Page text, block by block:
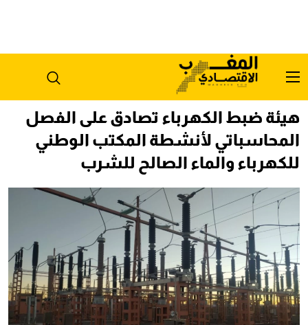
هيئة ضبط الكهرباء تصادق على الفصل
المحاسباتي لأنشطة المكتب الوطني
للكهرباء والماء الصالح للشرب